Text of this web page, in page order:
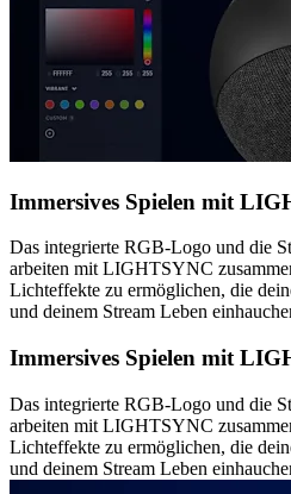
Immersives Spielen mit
Das integrierte RGB-Logo und die
arbeiten mit LIGHTSYNC
Lichteffekte zu ermöglichen, die
und deinem Stream Leben
Immersives Spielen mit
Das integrierte RGB-Logo und die
arbeiten mit LIGHTSYNC
Lichteffekte zu ermöglichen, die
und deinem Stream Leben